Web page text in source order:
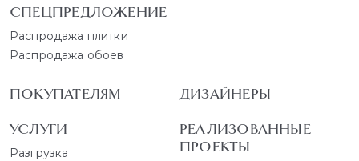
СПЕЦПРЕДЛОЖЕНИЕ
Распродажа плитки
Распродажа обоев
ПОКУПАТЕЛЯМ
УСЛУГИ
Разгрузка
ДИЗАЙНЕРЫ
РЕАЛИЗОВАННЫЕ
ПРОЕКТЫ